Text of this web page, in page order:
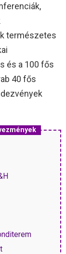
természetes
és a 100 fős
40 fős